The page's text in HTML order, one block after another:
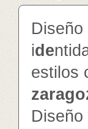
Diseño
ide
estilos
Diseño